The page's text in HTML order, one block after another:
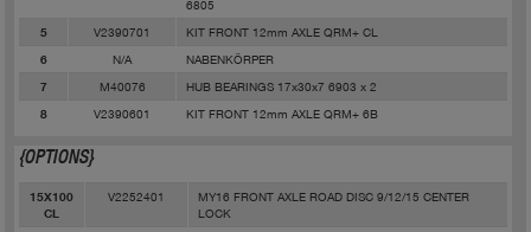
6805
5 V2390701 KIT FRONT 12mm AXLE QRM+ CL
6 N/A NABENKÖRPER
7 M40076 HUB BEARINGS 17x30x7 6903 x 2
8 V2390601 KIT FRONT 12mm AXLE QRM+ 6B
{OPTIONS}
15X100
CL
V2252401
MY16 FRONT AXLE ROAD DISC 9/12/15 CENTER
LOCK